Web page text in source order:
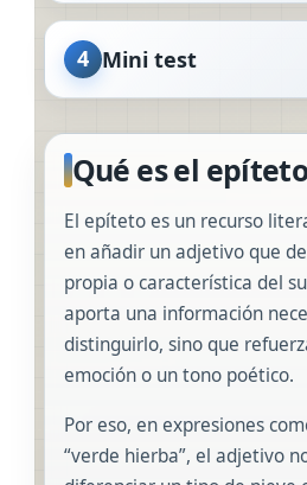
4 Mini test
Qué es el
El epíteto es un recurso
en añadir un adjetivo que
propia o característica del
aporta una información
distinguirlo, sino que
emoción o un tono poético.
Por eso, en expresiones
“verde hierba”, el adjetivo